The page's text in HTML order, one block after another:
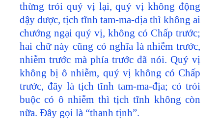
thừng trói quý vị lại, quý vị không động
đậy được, tịch tĩnh tam-ma-địa thì không ai
chướng ngại quý vị, không có Chấp trước;
hai chữ này cũng có nghĩa là nhiễm trước,
nhiễm trước mà phía trước đã nói. Quý vị
không bị ô nhiễm, quý vị không có Chấp
trước, đây là tịch tĩnh tam-ma-địa; có trói
buộc có ô nhiễm thì tịch tĩnh không còn
nữa. Đây gọi là “thanh tịnh”.